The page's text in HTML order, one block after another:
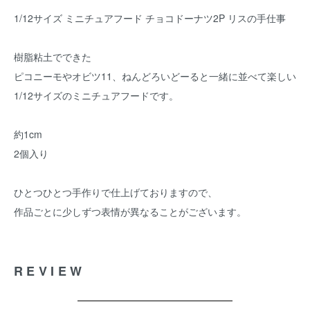
1/12サイズ ミニチュアフード チョコドーナツ2P リスの手仕事
樹脂粘土でできた
ピコニーモやオビツ11、ねんどろいどーると一緒に並べて楽しい
1/12サイズのミニチュアフードです。
約1cm
2個入り
ひとつひとつ手作りで仕上げておりますので、
作品ごとに少しずつ表情が異なることがございます。
REVIEW